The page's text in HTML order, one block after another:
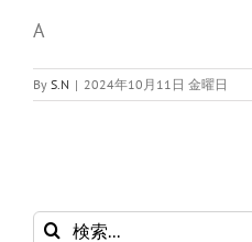
A
By S.N | 2024年10月11日 金曜日
検